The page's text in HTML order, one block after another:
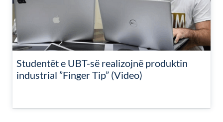
Studentët e UBT-së realizojnë produktin
industrial ”Finger Tip” (Video)